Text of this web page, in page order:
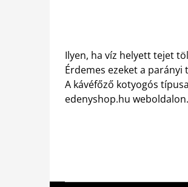
Ilyen, ha víz helyett tejet
Érdemes ezeket a
A kávéfőző kotyogós
edenyshop.hu